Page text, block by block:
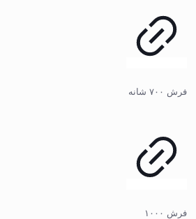
فرش ۷۰۰ شانه
فرش ۱۰۰۰